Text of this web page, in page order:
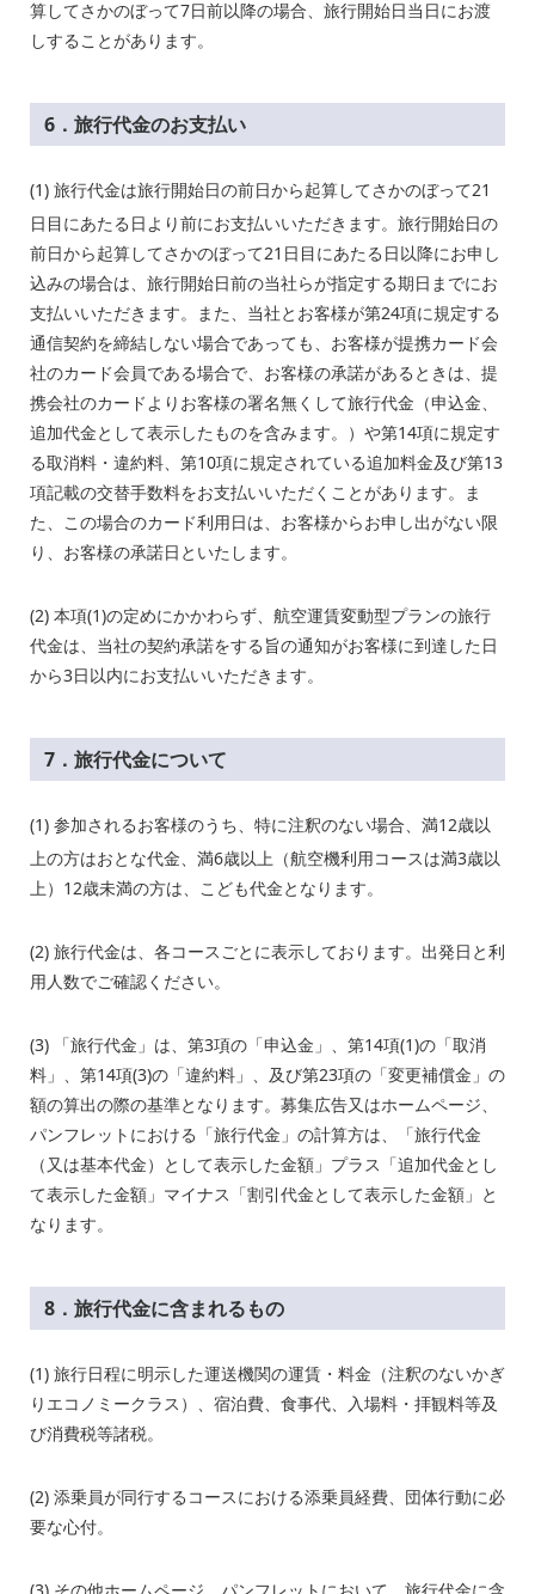
算してさかのぼって7日前以降の場合、旅行開始日当日にお渡
しすることがあります。
6．旅行代金のお支払い
(1) 旅行代金は旅行開始日の前日から起算してさかのぼって21
日目にあたる日より前にお支払いいただきます。旅行開始日の
前日から起算してさかのぼって21日目にあたる日以降にお申し
込みの場合は、旅行開始日前の当社らが指定する期日までにお
支払いいただきます。また、当社とお客様が第24項に規定する
通信契約を締結しない場合であっても、お客様が提携カード会
社のカード会員である場合で、お客様の承諾があるときは、提
携会社のカードよりお客様の署名無くして旅行代金（申込金、
追加代金として表示したものを含みます。）や第14項に規定す
る取消料・違約料、第10項に規定されている追加料金及び第13
項記載の交替手数料をお支払いいただくことがあります。ま
た、この場合のカード利用日は、お客様からお申し出がない限
り、お客様の承諾日といたします。
(2) 本項(1)の定めにかかわらず、航空運賃変動型プランの旅行
代金は、当社の契約承諾をする旨の通知がお客様に到達した日
から3日以内にお支払いいただきます。
7．旅行代金について
(1) 参加されるお客様のうち、特に注釈のない場合、満12歳以
上の方はおとな代金、満6歳以上（航空機利用コースは満3歳以
上）12歳未満の方は、こども代金となります。
(2) 旅行代金は、各コースごとに表示しております。出発日と利
用人数でご確認ください。
(3) 「旅行代金」は、第3項の「申込金」、第14項(1)の「取消
料」、第14項(3)の「違約料」、及び第23項の「変更補償金」の
額の算出の際の基準となります。募集広告又はホームページ、
パンフレットにおける「旅行代金」の計算方は、「旅行代金
（又は基本代金）として表示した金額」プラス「追加代金とし
て表示した金額」マイナス「割引代金として表示した金額」と
なります。
8．旅行代金に含まれるもの
(1) 旅行日程に明示した運送機関の運賃・料金（注釈のないかぎ
りエコノミークラス）、宿泊費、食事代、入場料・拝観料等及
び消費税等諸税。
(2) 添乗員が同行するコースにおける添乗員経費、団体行動に必
要な心付。